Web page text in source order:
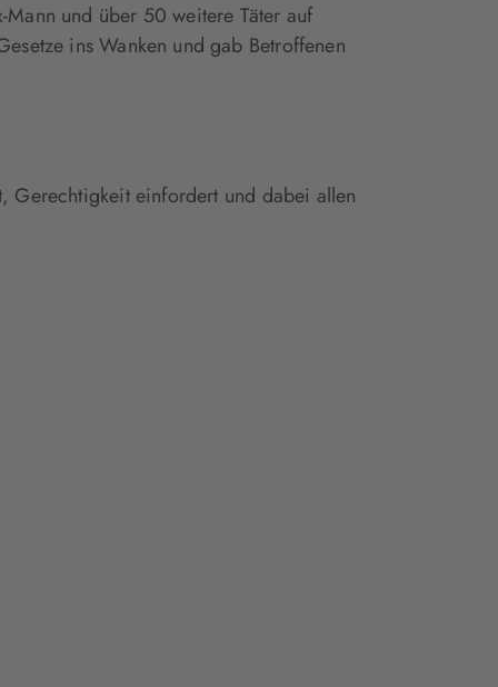
und über 50 weitere Täter auf
ins Wanken und gab Betroffenen
Gerechtigkeit einfordert und dabei allen